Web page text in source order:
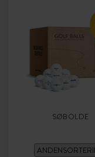
SØBOLDE